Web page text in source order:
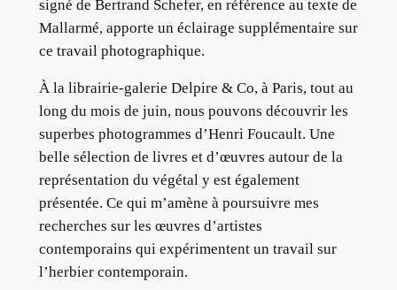
signé de Bertrand Schefer, en référence au texte de
Mallarmé, apporte un éclairage supplémentaire sur
ce travail photographique.
À la librairie-galerie Delpire & Co, à Paris, tout au
long du mois de juin, nous pouvons découvrir les
superbes photogrammes d’Henri Foucault. Une
belle sélection de livres et d’œuvres autour de la
représentation du végétal y est également
présentée. Ce qui m’amène à poursuivre mes
recherches sur les œuvres d’artistes
contemporains qui expérimentent un travail sur
l’herbier contemporain.